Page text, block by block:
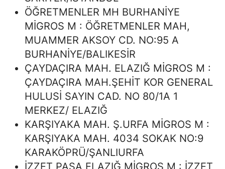
ÖĞRETMENLER MH BURHANİYE
MİGROS M : ÖĞRETMENLER MAH,
MUAMMER AKSOY CD. NO:95 A
BURHANİYE/BALIKESİR
ÇAYDAÇIRA MAH. ELAZIĞ MİGROS M :
ÇAYDAÇIRA MAH.ŞEHİT KOR GENERAL
HULUSİ SAYIN CAD. NO 80/1A 1
MERKEZ/ ELAZIĞ
KARŞIYAKA MAH. Ş.URFA MİGROS M :
KARŞIYAKA MAH. 4034 SOKAK NO:9
KARAKÖPRÜ/ŞANLIURFA
İZZET PAŞA ELAZIĞ MİGROS M : İZZET